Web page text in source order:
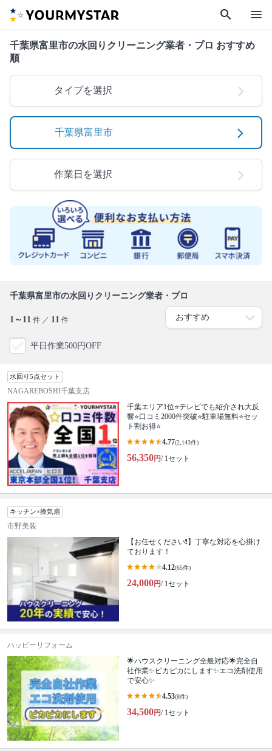
search menu
千葉県富里市の水回りクリーニング業者・プロ おすすめ
順
タイプを選択
千葉県富里市
作業日を選択
千葉県富里市の水回りクリーニング業者・プロ
1～11 件 ／ 11 件
平日作業500円OFF
水回り5点セット
NAGAREBOSHI千葉支店
千葉エリア1位⭐テレビでも紹介され大反
響⭐️口コミ2000件突破⭐️駐車場無料⭐セッ
ト割お得⭐
4.77(2,143件)
56,350円/ 1セット
キッチン×換気扇
市野美装
【お任せください❗️】丁寧な対応を心掛け
ております！
4.12(65件)
24,000円/ 1セット
ハッピーリフォーム
🌟ハウスクリーニング全般対応🌟完全自
社作業✨️ピカピカにします✨️エコ洗剤使用
で安心✨
4.53(8件)
34,500円/ 1セット